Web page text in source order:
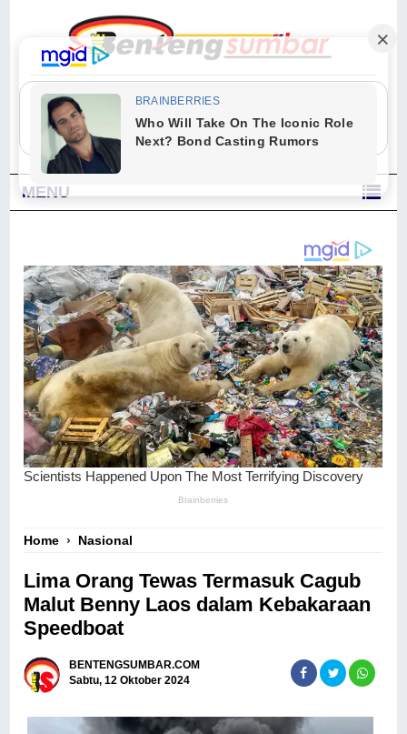
"Sesungguhnya Allah dan para malaikat-Nya berselawat untuk Nabi.
Wahai orang-orang yang beriman, berselawatlah kamu untuk Nabi dan
ucapkanlah salam dengan penuh penghormatan kepadanya." (Qs. Al
Ahzab Ayat 56)
MENU
Home › Nasional
Lima Orang Tewas Termasuk Cagub
Malut Benny Laos dalam Kebakaraan
Speedboat
BENTENGSUMBAR.COM
Sabtu, 12 Oktober 2024